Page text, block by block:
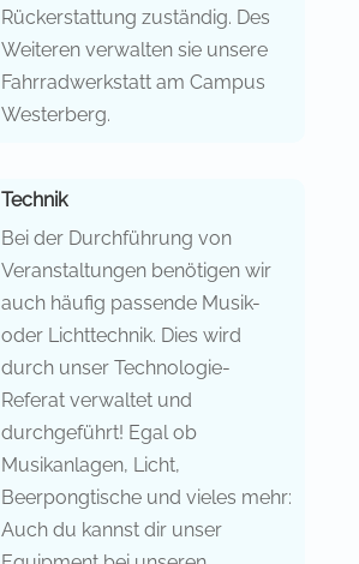
Rückerstattung zuständig. Des
Weiteren verwalten sie unsere
Fahrradwerkstatt am Campus
Westerberg.
Technik
Bei der Durchführung von
Veranstaltungen benötigen wir
auch häufig passende Musik-
oder Lichttechnik. Dies wird
durch unser Technologie-
Referat verwaltet und
durchgeführt! Egal ob
Musikanlagen, Licht,
Beerpongtische und vieles mehr:
Auch du kannst dir unser